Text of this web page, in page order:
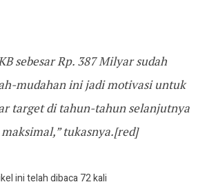
sebesar Rp. 387 Milyar sudah
mudahan ini jadi motivasi untuk
target di tahun-tahun selanjutnya
tukasnya.[red]
ini telah dibaca 72 kali